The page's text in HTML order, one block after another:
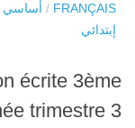
FRANÇAIS
/ أساسي
إبتدائي
écrite 3ème
trimestre 3